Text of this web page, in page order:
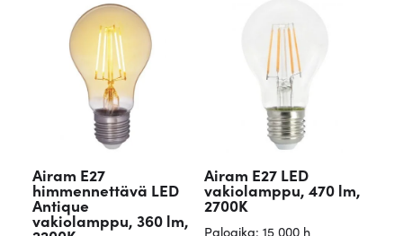
Airam E27
himmennettävä LED
Antique
vakiolamppu, 360 lm,
Airam E27 LED
vakiolamppu, 470 lm,
2700K
Paloaika: 15 000 h